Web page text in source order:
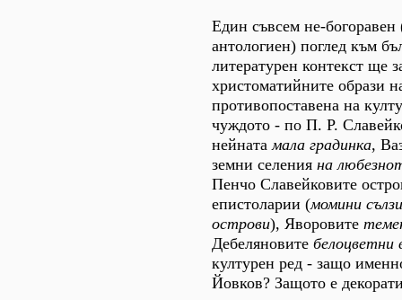
Един съвсем не-
антологиен) поглед към
литературен контекст ще
христоматийните образи
противопоставена на
чуждото - по П. Р.
нейната мала градинка,
земни селения на
Пенчо Славейковите
епистоларии (момини
острови), Яворовите
Дебеляновите белоцветни
културен ред - защо
Йовков? Защото е